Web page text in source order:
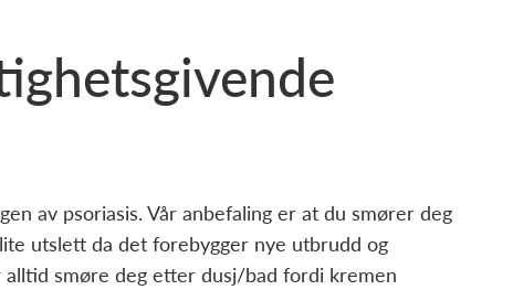
av psoriasis. Vår anbefaling er at du smører deg
utslett da det forebygger nye utbrudd og
smøre deg etter dusj/bad fordi kremen